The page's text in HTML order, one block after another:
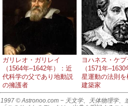
ガリレオ・ガリレイ
（1564年–1642年）：近
代科学の父であり地動説
の擁護者
ヨハネス・ケプ
（1571年
星運動の法則を
建築家
1997 © Astronoo.com − 天文学、天体物理学、